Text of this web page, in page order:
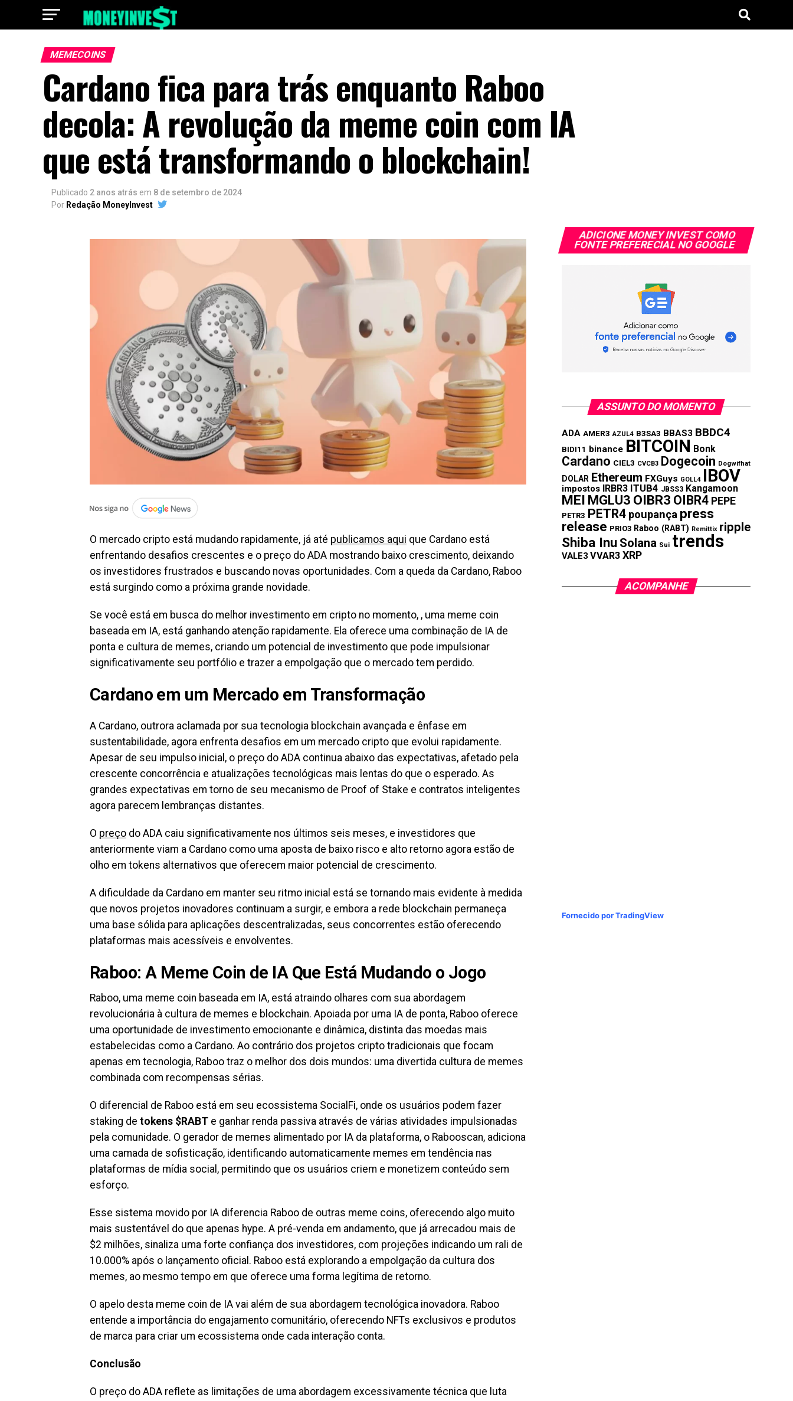
MEMECOINS
Cardano fica para trás enquanto Raboo
decola: A revolução da meme coin com IA
que está transformando o blockchain!
Publicado 2 anos atrás em 8 de setembro de 2024
Por Redação MoneyInvest
O mercado cripto está mudando rapidamente, já até publicamos aqui que Cardano está
enfrentando desafios crescentes e o preço do ADA mostrando baixo crescimento, deixando
os investidores frustrados e buscando novas oportunidades. Com a queda da Cardano, Raboo
está surgindo como a próxima grande novidade.
Se você está em busca do melhor investimento em cripto no momento, , uma meme coin
baseada em IA, está ganhando atenção rapidamente. Ela oferece uma combinação de IA de
ponta e cultura de memes, criando um potencial de investimento que pode impulsionar
significativamente seu portfólio e trazer a empolgação que o mercado tem perdido.
Cardano em um Mercado em Transformação
A Cardano, outrora aclamada por sua tecnologia blockchain avançada e ênfase em
sustentabilidade, agora enfrenta desafios em um mercado cripto que evolui rapidamente.
Apesar de seu impulso inicial, o preço do ADA continua abaixo das expectativas, afetado pela
crescente concorrência e atualizações tecnológicas mais lentas do que o esperado. As
grandes expectativas em torno de seu mecanismo de Proof of Stake e contratos inteligentes
agora parecem lembranças distantes.
O preço do ADA caiu significativamente nos últimos seis meses, e investidores que
anteriormente viam a Cardano como uma aposta de baixo risco e alto retorno agora estão de
olho em tokens alternativos que oferecem maior potencial de crescimento.
A dificuldade da Cardano em manter seu ritmo inicial está se tornando mais evidente à medida
que novos projetos inovadores continuam a surgir, e embora a rede blockchain permaneça
uma base sólida para aplicações descentralizadas, seus concorrentes estão oferecendo
plataformas mais acessíveis e envolventes.
Raboo: A Meme Coin de IA Que Está Mudando o Jogo
Raboo, uma meme coin baseada em IA, está atraindo olhares com sua abordagem
revolucionária à cultura de memes e blockchain. Apoiada por uma IA de ponta, Raboo oferece
uma oportunidade de investimento emocionante e dinâmica, distinta das moedas mais
estabelecidas como a Cardano. Ao contrário dos projetos cripto tradicionais que focam
apenas em tecnologia, Raboo traz o melhor dos dois mundos: uma divertida cultura de memes
combinada com recompensas sérias.
O diferencial de Raboo está em seu ecossistema SocialFi, onde os usuários podem fazer
staking de tokens $RABT e ganhar renda passiva através de várias atividades impulsionadas
pela comunidade. O gerador de memes alimentado por IA da plataforma, o Rabooscan, adiciona
uma camada de sofisticação, identificando automaticamente memes em tendência nas
plataformas de mídia social, permitindo que os usuários criem e monetizem conteúdo sem
esforço.
Esse sistema movido por IA diferencia Raboo de outras meme coins, oferecendo algo muito
mais sustentável do que apenas hype. A pré-venda em andamento, que já arrecadou mais de
$2 milhões, sinaliza uma forte confiança dos investidores, com projeções indicando um rali de
10.000% após o lançamento oficial. Raboo está explorando a empolgação da cultura dos
memes, ao mesmo tempo em que oferece uma forma legítima de retorno.
O apelo desta meme coin de IA vai além de sua abordagem tecnológica inovadora. Raboo
entende a importância do engajamento comunitário, oferecendo NFTs exclusivos e produtos
de marca para criar um ecossistema onde cada interação conta.
Conclusão
O preço do ADA reflete as limitações de uma abordagem excessivamente técnica que luta
ADICIONE MONEY INVEST COMO
FONTE PREFERECIAL NO GOOGLE
ASSUNTO DO MOMENTO
ADA AMER3 AZUL4 B3SA3 BBAS3 BBDC4
BIDI11 binance BITCOIN Bonk
Cardano CIEL3 CVCB3 Dogecoin Dogwifhat
DOLAR Ethereum FXGuys GOLL4 IBOV
impostos IRBR3 ITUB4 JBSS3 Kangamoon
MEI MGLU3 OIBR3 OIBR4 PEPE
PETR3 PETR4 poupança press
release PRIO3 Raboo (RABT) Remittix ripple
Shiba Inu Solana Sui trends
VALE3 VVAR3 XRP
ACOMPANHE
Fornecido por TradingView